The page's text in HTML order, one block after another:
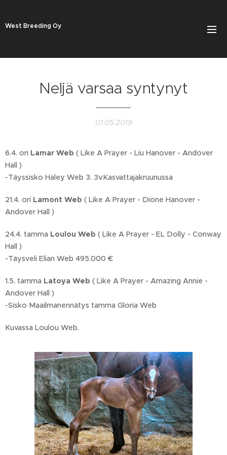
West Breeding Oy
Neljä varsaa syntynyt
01.05.2019
6.4. ori Lamar Web ( Like A Prayer - Liu Hanover - Andover
Hall )
-Täyssisko Haley Web 3. 3v.Kasvattajakruunussa
21.4. ori Lamont Web ( Like A Prayer - Dione Hanover -
Andover Hall )
24.4. tamma Loulou Web ( Like A Prayer - EL Dolly - Conway
Hall )
-Täysveli Elian Web 495.000 €
1.5. tamma Latoya Web ( Like A Prayer - Amazing Annie -
Andover Hall )
-Sisko Maailmanennätys tamma Gloria Web
Kuvassa Loulou Web.